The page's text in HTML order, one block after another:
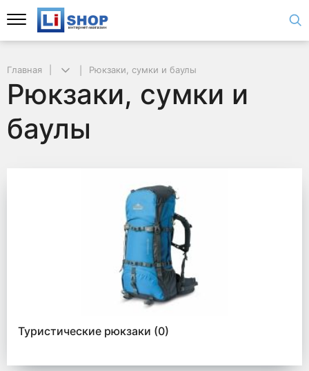
Главная Рюкзаки, сумки и баулы
Рюкзаки, сумки и
баулы
Туристические рюкзаки (0)